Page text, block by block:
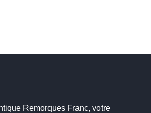
Remorques Franc, votre